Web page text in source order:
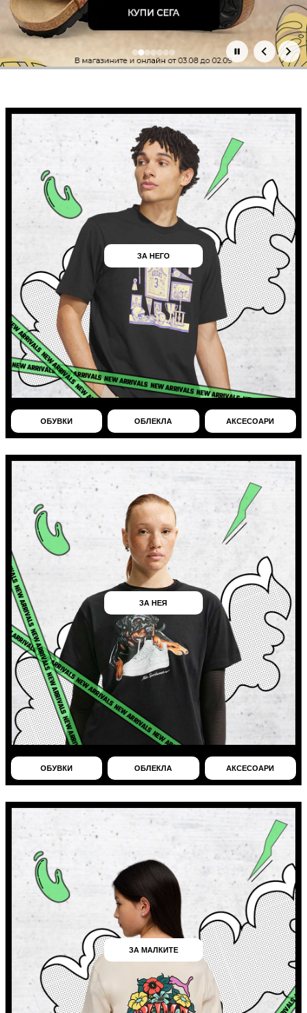
ЗА НЕГО
ОБУВКИ ОБЛЕКЛА АКСЕСОАРИ
ЗА НЕЯ
ОБУВКИ ОБЛЕКЛА АКСЕСОАРИ
ЗА МАЛКИТЕ